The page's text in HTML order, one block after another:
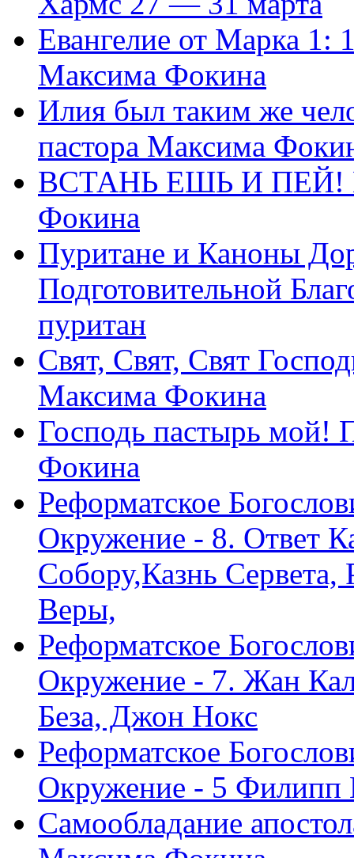
Евангелие от Марка 1:
Максима Фокина
Илия был таким же
пастора Максима
ВСТАНЬ ЕШЬ И ПЕЙ!
Фокина
Пуритане и Каноны
Подготовительной
пуритан
Свят, Свят, Свят
Максима Фокина
Господь пастырь мой!
Фокина
Реформатское
Окружение - 8. Ответ
Собору,Казнь Сервета,
Веры,
Реформатское
Окружение - 7. Жан
Беза, Джон Нокс
Реформатское
Окружение - 5 Филипп
Самообладание